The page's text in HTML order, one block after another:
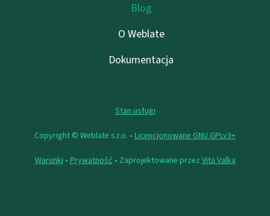
Blog
O Weblate
Dokumentacja
Stan usługi
Copyright © Weblate s.r.o. • Licencjonowane GNU GPLv3+
Warunki • Prywatność • Zaprojektowane przez Vita Valka